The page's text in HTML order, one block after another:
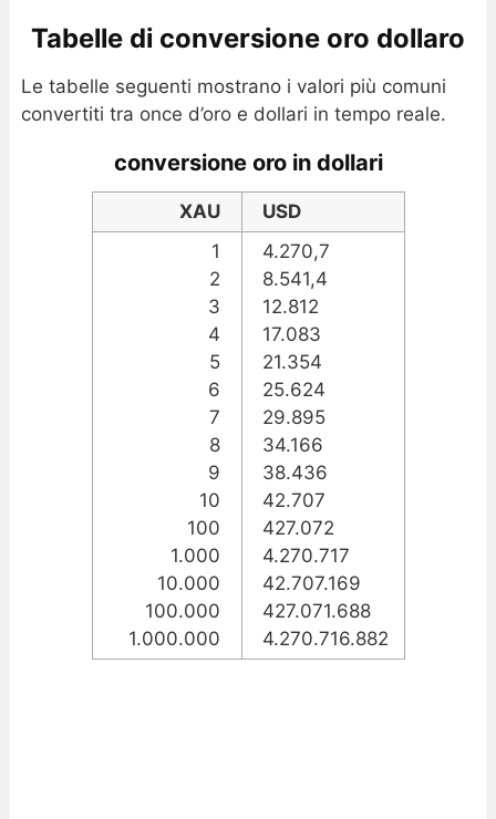
Tabelle di conversione oro dollaro
Le tabelle seguenti mostrano i valori più comuni
convertiti tra once d’oro e dollari in tempo reale.
conversione oro in dollari
XAU
USD
1
2
3
4
5
6
7
8
9
10
100
1.000
10.000
100.000
1.000.000
4.270,7
8.541,4
12.812
17.083
21.354
25.624
29.895
34.166
38.436
42.707
427.072
4.270.717
42.707.169
427.071.688
4.270.716.882